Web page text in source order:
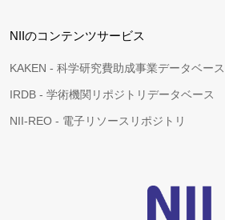
NIIのコンテンツサービス
KAKEN - 科学研究費助成事業データベース
IRDB - 学術機関リポジトリデータベース
NII-REO - 電子リソースリポジトリ